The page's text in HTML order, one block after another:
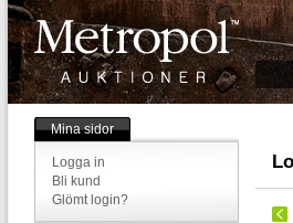
Mina sidor
Logga in
Bli kund
Glömt login?